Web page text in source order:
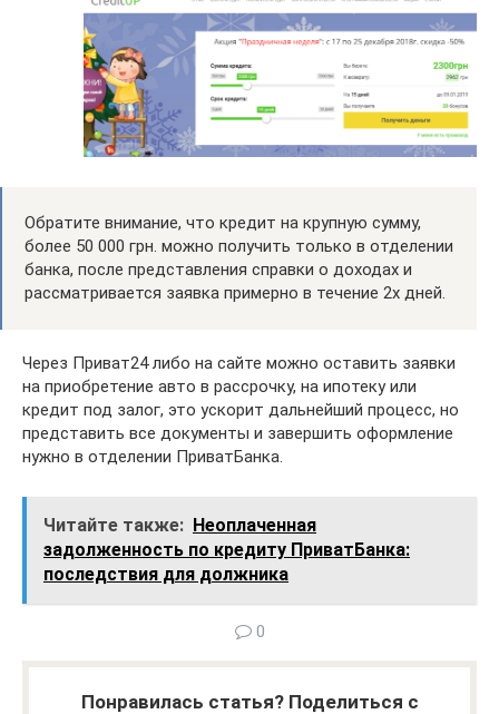
Обратите внимание, что кредит на крупную сумму,
более 50 000 грн. можно получить только в отделении
банка, после представления справки о доходах и
рассматривается заявка примерно в течение 2х дней.
Через Приват24 либо на сайте можно оставить заявки
на приобретение авто в рассрочку, на ипотеку или
кредит под залог, это ускорит дальнейший процесс, но
представить все документы и завершить оформление
нужно в отделении ПриватБанка.
Читайте также: Неоплаченная
задолженность по кредиту ПриватБанка:
последствия для должника
0
Понравилась статья? Поделиться с